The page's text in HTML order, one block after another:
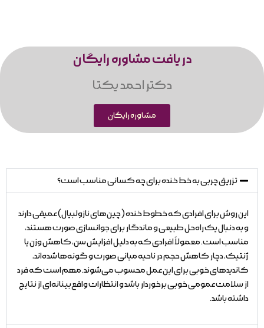
در یافت مشاوره رایگان
دکتر احمد یکتا
مشاوره رایگان
تزریق چربی به خط خنده برای چه کسانی مناسب است؟
این روش برای افرادی که خطوط خنده (چین‌های نازولبیال) عمیقی دارند
و به دنبال یک راه‌حل طبیعی و ماندگار برای جوانسازی صورت هستند،
مناسب است. معمولاً افرادی که به دلیل افزایش سن، کاهش وزن یا
ژنتیک، دچار کاهش حجم در ناحیه میانی صورت و گونه‌ها شده‌اند،
کاندیدهای خوبی برای این عمل محسوب می‌شوند. مهم است که فرد
از سلامت عمومی خوبی برخوردار باشد و انتظارات واقع‌بینانه‌ای از نتایج
داشته باشد.